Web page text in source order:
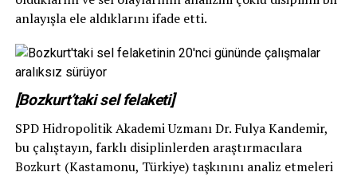
anlayışla ele aldıklarını ifade etti.
[Bozkurt’taki sel felaketi]
SPD Hidropolitik Akademi Uzmanı Dr. Fulya Kandemir,
bu çalıştayın, farklı disiplinlerden araştırmacılara
Bozkurt (Kastamonu, Türkiye) taşkınını analiz etmeleri